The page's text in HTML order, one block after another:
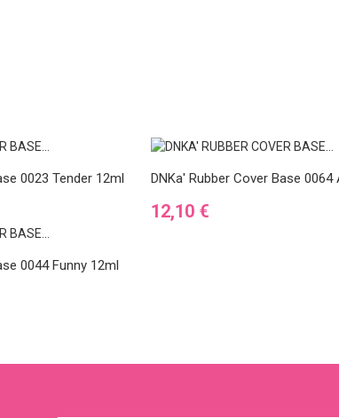
0023 Tender 12ml DNKa' Rubber Cover Base
Ár
12,10 €
0044 Funny 12ml